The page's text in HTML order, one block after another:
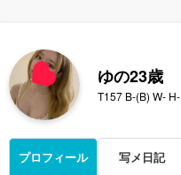
ゆの23歳
T157 B-(B) W- H-
プロフィール 写メ日記